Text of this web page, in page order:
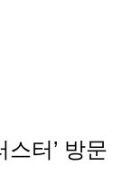
터’ 방문